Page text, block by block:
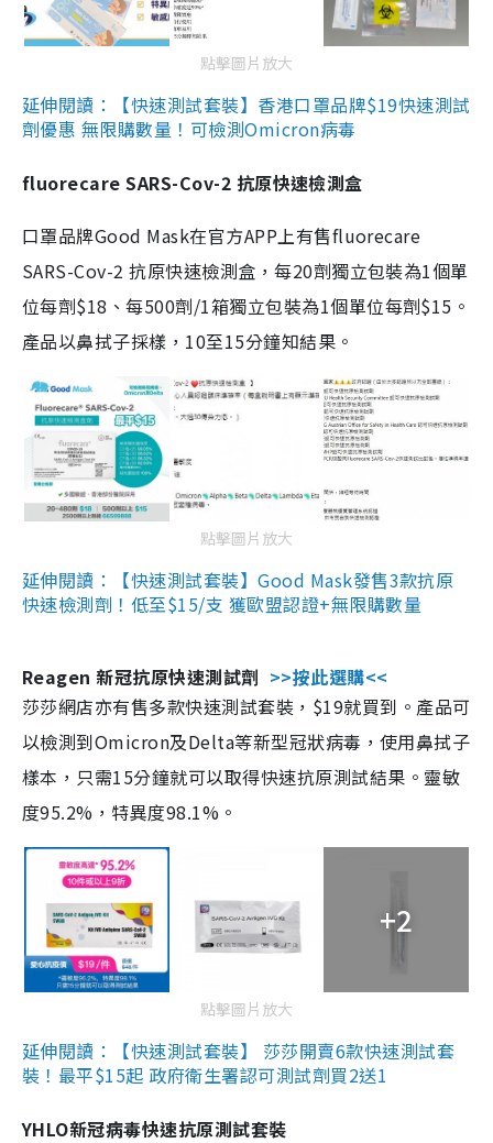
點擊圖片放大
延伸閱讀：【快速測試套裝】香港口罩品牌$19快速測試
劑優惠 無限購數量！可檢測Omicron病毒
fluorecare SARS-Cov-2 抗原快速檢測盒
口罩品牌Good Mask在官方APP上有售fluorecare
SARS-Cov-2 抗原快速檢測盒，每20劑獨立包裝為1個單
位每劑$18、每500劑/1箱獨立包裝為1個單位每劑$15。
產品以鼻拭子採樣，10至15分鐘知結果。
點擊圖片放大
延伸閱讀：【快速測試套裝】Good Mask發售3款抗原
快速檢測劑！低至$15/支 獲歐盟認證+無限購數量
Reagen 新冠抗原快速測試劑 >>按此選購<<
莎莎網店亦有售多款快速測試套裝，$19就買到。產品可
以檢測到Omicron及Delta等新型冠狀病毒，使用鼻拭子
樣本，只需15分鐘就可以取得快速抗原測試結果。靈敏
度95.2%，特異度98.1%。
+2
點擊圖片放大
延伸閱讀：【快速測試套裝】 莎莎開賣6款快速測試套
裝！最平$15起 政府衛生署認可測試劑買2送1
YHLO新冠病毒快速抗原測試套裝